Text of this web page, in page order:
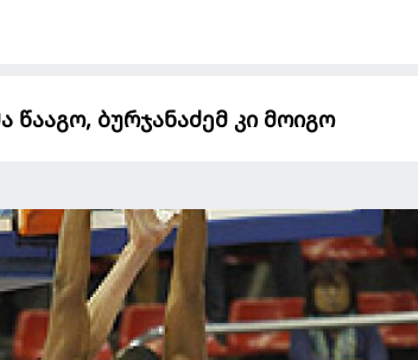
წააგო, ბურჯანაძემ კი მოიგო